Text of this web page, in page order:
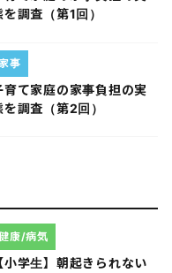
を調査（第1回）
育て家庭の家事負担の実
を調査（第2回）
家事
小学生】朝起きられない
康/病気